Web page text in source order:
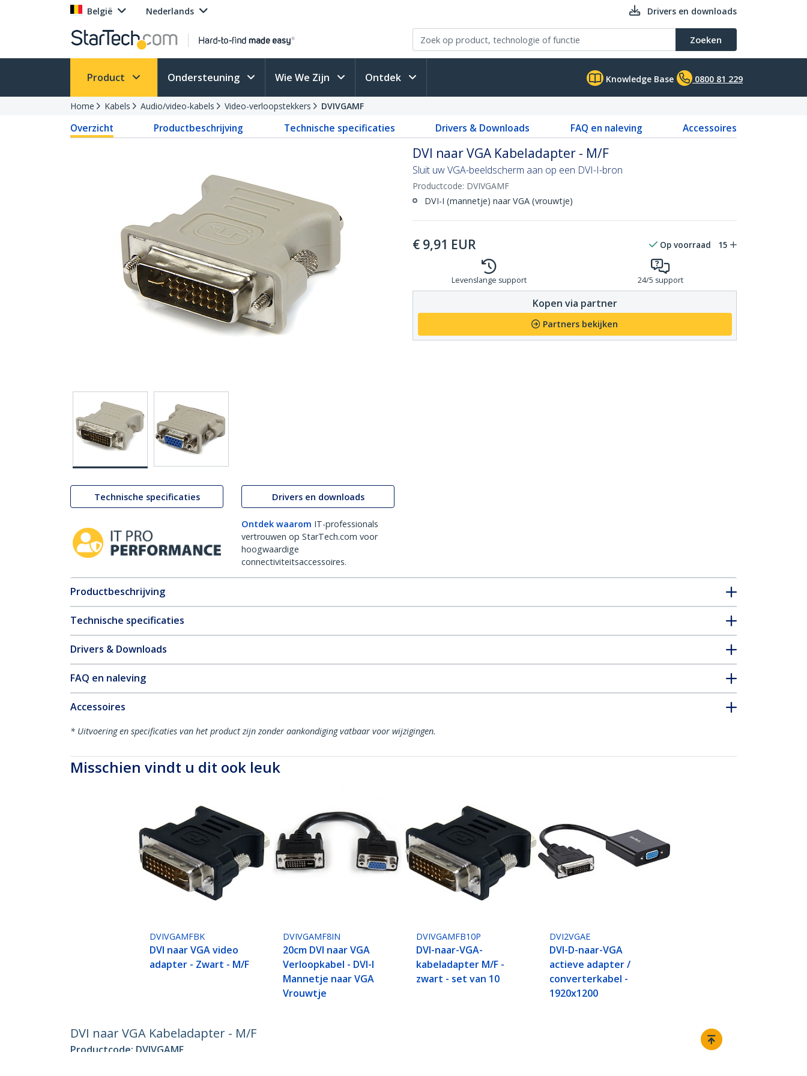
België Nederlands Drivers en downloads
Zoeken
Product Ondersteuning Wie We Zijn Ontdek Knowledge Base 0800 81 229
Home Kabels Audio/video-kabels Video-verloopstekkers DVIVGAMF
Overzicht Productbeschrijving Technische specificaties Drivers & Downloads FAQ en naleving Accessoires
Technische specificaties Drivers en downloads
Ontdek waarom IT-professionals
vertrouwen op StarTech.com voor
hoogwaardige
connectiviteitsaccessoires.
DVI naar VGA Kabeladapter - M/F
Sluit uw VGA-beeldscherm aan op een DVI-I-bron
Productcode: DVIVGAMF
DVI-I (mannetje) naar VGA (vrouwtje)
€ 9,91 EUR Op voorraad 15
Levenslange support 24/5 support
Kopen via partner
Partners bekijken
Productbeschrijving
Technische specificaties
Drivers & Downloads
FAQ en naleving
Accessoires
* Uitvoering en specificaties van het product zijn zonder aankondiging vatbaar voor wijzigingen.
Misschien vindt u dit ook leuk
DVIVGAMFBK
DVI naar VGA video
adapter - Zwart - M/F
DVIVGAMF8IN
20cm DVI naar VGA
Verloopkabel - DVI-I
Mannetje naar VGA
Vrouwtje
DVIVGAMFB10P
DVI-naar-VGA-
kabeladapter M/F -
zwart - set van 10
DVI2VGAE
DVI-D-naar-VGA
actieve adapter /
converterkabel -
1920x1200
DVI naar VGA Kabeladapter - M/F
Productcode: DVIVGAMF